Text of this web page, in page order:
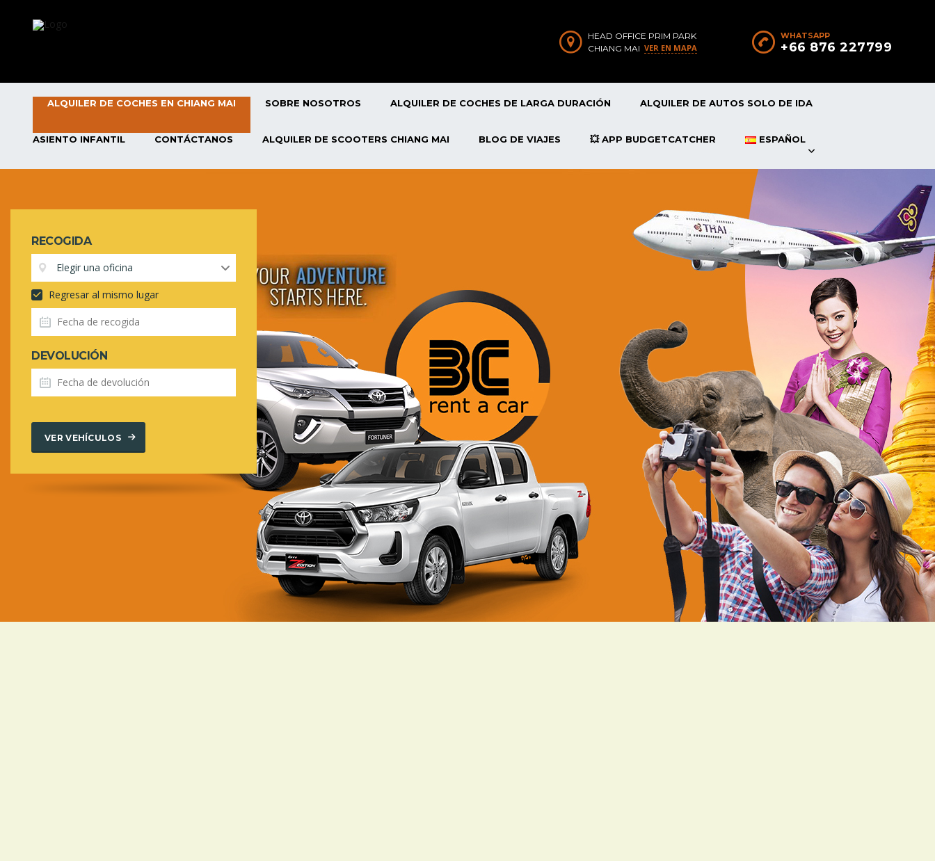
WHATSAPP
+66 876 227799
HEAD OFFICE PRIM PARK
CHIANG MAI VER EN MAPA
ALQUILER DE COCHES EN CHIANG MAI SOBRE NOSOTROS ALQUILER DE COCHES DE LARGA DURACIÓN ALQUILER DE AUTOS SOLO DE IDA
ASIENTO INFANTIL CONTÁCTANOS ALQUILER DE SCOOTERS CHIANG MAI BLOG DE VIAJES 💥 APP BUDGETCATCHER ESPAÑOL
RECOGIDA
Elegir una oficina
Regresar al mismo lugar
DEVOLUCIÓN
VER VEHÍCULOS